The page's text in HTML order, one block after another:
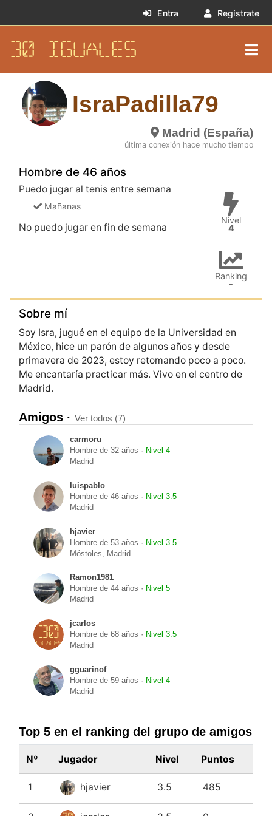
Entra Regístrate
30 IGUALES
IsraPadilla79
Madrid (España)
última conexión hace mucho tiempo
Hombre de 46 años
Puedo jugar al tenis entre semana
Mañanas
No puedo jugar en fin de semana
Nivel
4
Ranking
-
Sobre mí
Soy Isra, jugué en el equipo de la Universidad en
México, hice un parón de algunos años y desde
primavera de 2023, estoy retomando poco a poco.
Me encantaría practicar más. Vivo en el centro de
Amigos ·Ver todos (7)
carmoru
Hombre de 32 años · Nivel 4
Madrid
luispablo
Hombre de 46 años · Nivel 3.5
Madrid
hjavier
Hombre de 53 años · Nivel 3.5
Móstoles, Madrid
Ramon1981
Hombre de 44 años · Nivel 5
Madrid
jcarlos
Hombre de 68 años · Nivel 3.5
Madrid
gguarinof
Hombre de 59 años · Nivel 4
Madrid
Top 5 en el ranking del grupo de amigos
Nº Jugador Nivel Puntos
1 hjavier 3.5 485